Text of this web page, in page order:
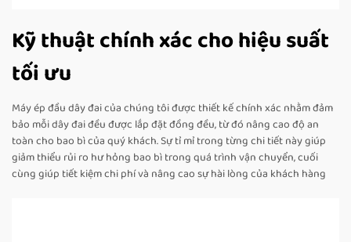
Kỹ thuật chính xác cho hiệu suất
tối ưu
Máy ép đầu dây đai của chúng tôi được thiết kế chính xác nhằm đảm
bảo mỗi dây đai đều được lắp đặt đồng đều, từ đó nâng cao độ an
toàn cho bao bì của quý khách. Sự tỉ mỉ trong từng chi tiết này giúp
giảm thiểu rủi ro hư hỏng bao bì trong quá trình vận chuyển, cuối
cùng giúp tiết kiệm chi phí và nâng cao sự hài lòng của khách hàng